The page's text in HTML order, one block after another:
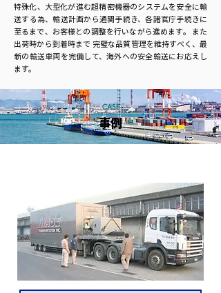
特殊化、大型化が進む超精密機器のシステムを安全に輸
送する為、輸送計画から通関手続き、各諸官庁手続きに
至るまで、お客様との調整を行いながら進めます。 また
出荷時から到着時まで 完璧な品質管理を維持すべく、最
新の輸送車両を完備して、海外への安全輸送にお応えし
ます。
CASE
事例